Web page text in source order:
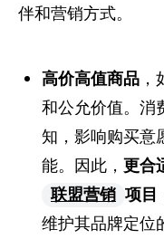
伴和营销方式。
高价高值商品
和公允价值。消
知，影响购买意
能。因此， 更合
联盟营销 项目
维护其品牌定位